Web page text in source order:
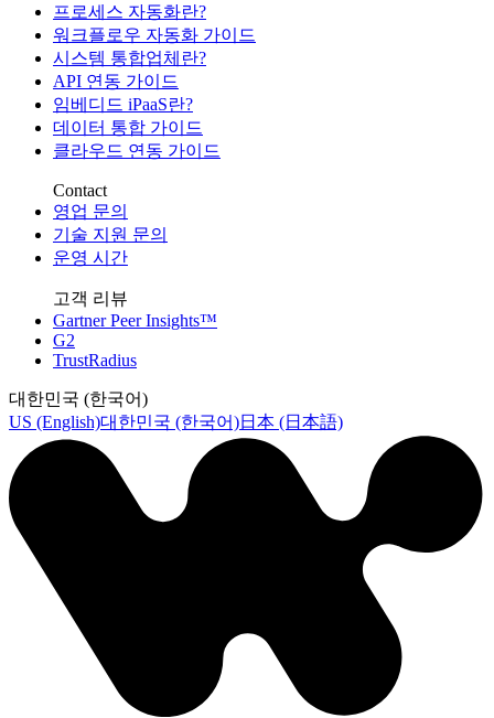
프로세스 자동화란?
워크플로우 자동화 가이드
시스템 통합업체란?
API 연동 가이드
임베디드 iPaaS란?
데이터 통합 가이드
클라우드 연동 가이드
Contact
영업 문의
기술 지원 문의
운영 시간
고객 리뷰
Gartner Peer Insights™
G2
TrustRadius
대한민국 (한국어)
US (English)대한민국 (한국어)日本 (日本語)